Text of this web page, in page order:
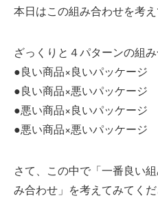
本日はこの組み合わせを考え
ざっくりと４パターンの組
●良い商品×良いパッケージ
●良い商品×悪いパッケージ
●悪い商品×良いパッケージ
●悪い商品×悪いパッケージ
さて、この中で「一番良い
み合わせ」を考えてみてくだ